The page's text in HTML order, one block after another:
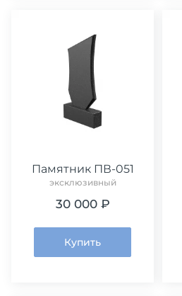
Памятник ПВ-051
эксклюзивный
30 000 ₽
Купить